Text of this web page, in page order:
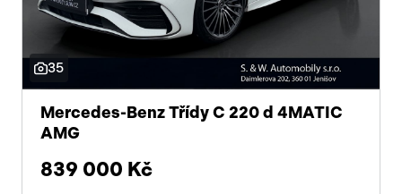
35
Mercedes-Benz Třídy C 220 d 4MATIC
AMG
839 000 Kč